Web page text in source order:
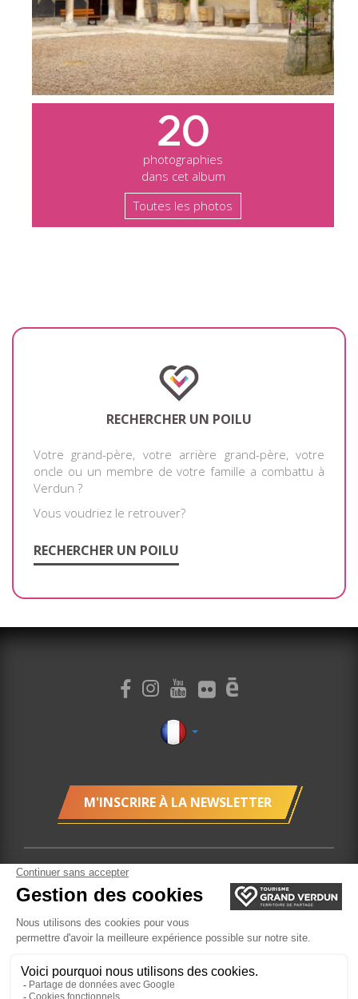
20
photographies
dans cet album
Toutes les photos
RECHERCHER UN POILU
Votre grand-père, votre arrière grand-père, votre
oncle ou un membre de votre famille a combattu à
Verdun ?
Vous voudriez le retrouver?
RECHERCHER UN POILU
M'INSCRIRE À LA NEWSLETTER
Mentions légales
Localisation
Gestion des cookies Billetterie
Site réalisé par